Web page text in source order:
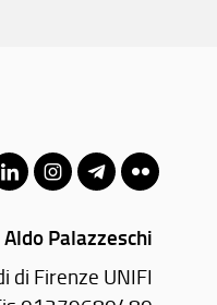
Palazzeschi
Firenze UNIFI